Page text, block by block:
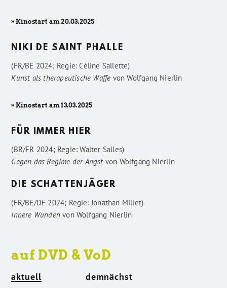
» Kinostart am 20.03.2025
NIKI DE SAINT PHALLE
(FR/BE 2024; Regie: Céline Sallette)
Kunst als therapeutische Waffe vonWolfgang Nierlin
» Kinostart am 13.03.2025
FÜR IMMER HIER
(BR/FR 2024; Regie: Walter Salles)
Gegen das Regime der Angstvon Wolfgang Nierlin
DIE SCHATTENJÄGER
(FR/BE/DE 2024; Regie: Jonathan Millet)
Innere Wunden vonWolfgang Nierlin
auf DVD & VoD
aktuell demnächst